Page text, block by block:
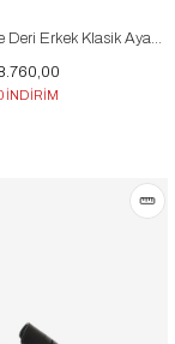
Flower Kahve Deri Erkek Klasik Ayakkabı
İNDİRİM